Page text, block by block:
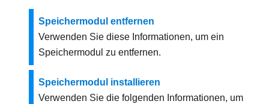
Speichermodul entfernen
Verwenden Sie diese Informationen, um ein
Speichermodul zu entfernen.
Speichermodul installieren
Verwenden Sie die folgenden Informationen, um